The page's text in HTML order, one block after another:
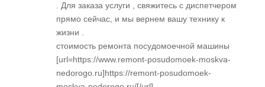
. Для заказа услуги , свяжитесь с диспетчером
прямо сейчас, и мы вернем вашу технику к
жизни .
стоимость ремонта посудомоечной машины
[url=https://www.remont-posudomoek-moskva-
nedorogo.ru]https://remont-posudomoek-